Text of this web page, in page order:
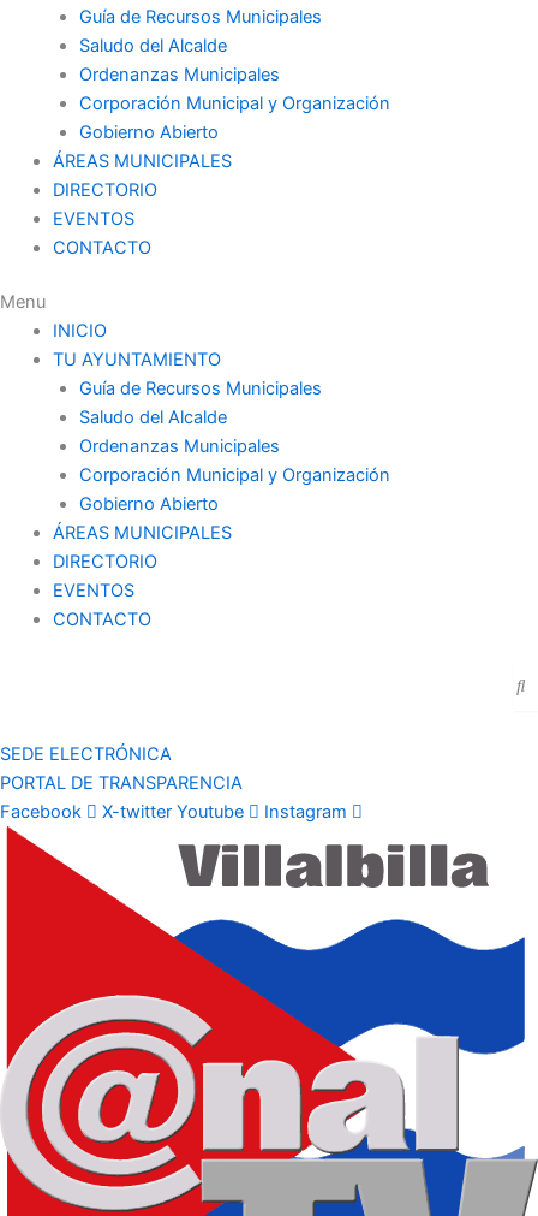
Guía de Recursos Municipales
Saludo del Alcalde
Ordenanzas Municipales
Corporación Municipal y Organización
Gobierno Abierto
ÁREAS MUNICIPALES
DIRECTORIO
EVENTOS
CONTACTO
Menu
INICIO
TU AYUNTAMIENTO
Guía de Recursos Municipales
Saludo del Alcalde
Ordenanzas Municipales
Corporación Municipal y Organización
Gobierno Abierto
ÁREAS MUNICIPALES
DIRECTORIO
EVENTOS
CONTACTO
SEDE ELECTRÓNICA
PORTAL DE TRANSPARENCIA
Facebook
X-twitter Youtube Instagram